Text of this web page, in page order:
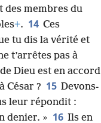
des membres du
+. 14 Ces
tu dis la vérité et
t’arrêtes pas à
Dieu est en accord
César ? 15 Devons-
leur répondit :
denier. » 16 Ils en